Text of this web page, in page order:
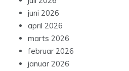
juni 2026
april 2026
marts 2026
februar 2026
januar 2026